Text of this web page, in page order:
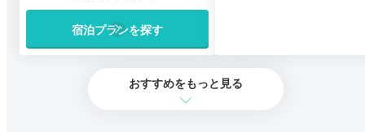
宿泊プランを探す
おすすめをもっと見る